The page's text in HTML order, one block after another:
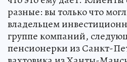
разные: вы только что
владельцем
группе компаний,
пенсионерки из Санкт-